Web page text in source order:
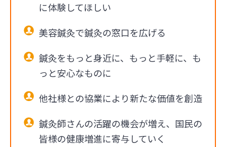
に体験してほしい
美容鍼灸で鍼灸の窓口を広げる
鍼灸をもっと身近に、もっと手軽に、も
っと安心なものに
他社様との協業により新たな価値を創造
鍼灸師さんの活躍の機会が増え、国民の
皆様の健康増進に寄与していく